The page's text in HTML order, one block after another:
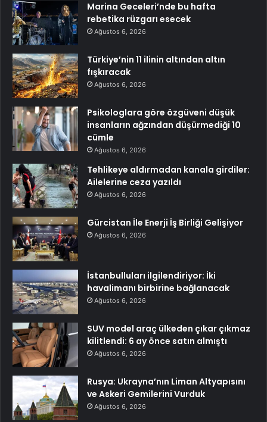
Marina Geceleri’nde bu hafta
rebetika rüzgarı esecek
Ağustos 6, 2026
Türkiye’nin 11 ilinin altından altın
fışkıracak
Ağustos 6, 2026
Psikologlara göre özgüveni düşük
insanların ağzından düşürmediği 10
cümle
Ağustos 6, 2026
Tehlikeye aldırmadan kanala girdiler:
Ailelerine ceza yazıldı
Ağustos 6, 2026
Gürcistan İle Enerji İş Birliği Gelişiyor
Ağustos 6, 2026
İstanbulluları ilgilendiriyor: İki
havalimanı birbirine bağlanacak
Ağustos 6, 2026
SUV model araç ülkeden çıkar çıkmaz
kilitlendi: 6 ay önce satın almıştı
Ağustos 6, 2026
Rusya: Ukrayna’nın Liman Altyapısını
ve Askeri Gemilerini Vurduk
Ağustos 6, 2026